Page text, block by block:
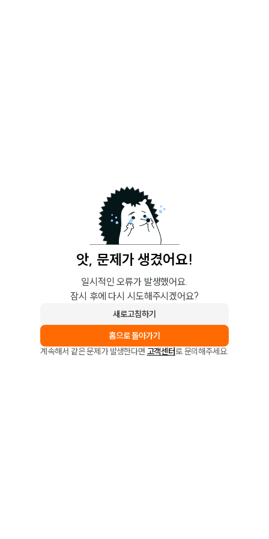
앗, 문제가 생겼어요!
일시적인 오류가 발생했어요.
잠시 후에 다시 시도해주시겠어요?
새로고침하기
홈으로 돌아가기
계속해서 같은 문제가 발생한다면 고객센터로 문의해주세요.